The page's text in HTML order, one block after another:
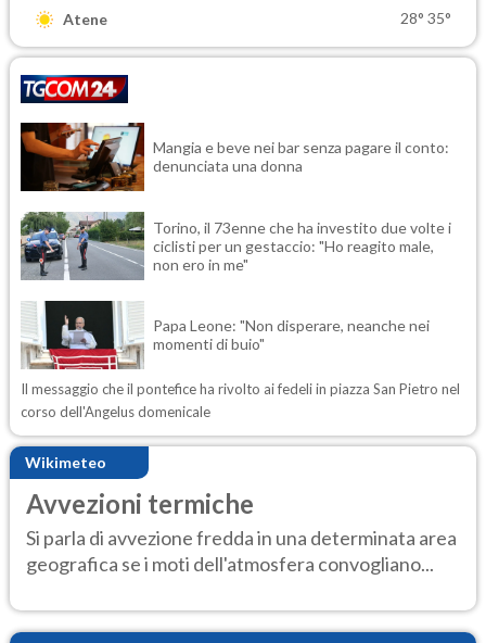
Atene 28° 35°
Mangia e beve nei bar senza pagare il conto:
denunciata una donna
Torino, il 73enne che ha investito due volte i
ciclisti per un gestaccio: "Ho reagito male,
non ero in me"
Papa Leone: "Non disperare, neanche nei
momenti di buio"
Il messaggio che il pontefice ha rivolto ai fedeli in piazza San Pietro nel
corso dell'Angelus domenicale
Wikimeteo
Avvezioni termiche
Si parla di avvezione fredda in una determinata area
geografica se i moti dell'atmosfera convogliano...